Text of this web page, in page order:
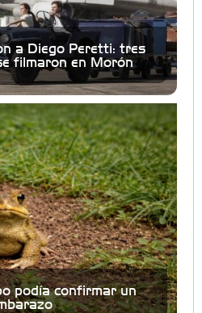
a Diego Peretti: tres
filmaron en Morón
podía confirmar un